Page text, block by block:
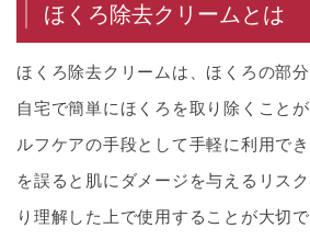
ほくろ除去クリームとは
ほくろ除去クリームは、ほくろの部
自宅で簡単にほくろを取り除くこと
ルフケアの手段として手軽に利用で
を誤ると肌にダメージを与えるリス
り理解した上で使用することが大切で